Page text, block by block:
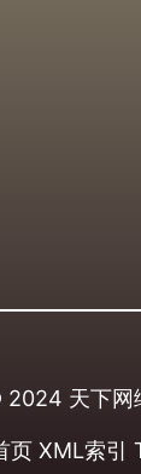
2024 天下网
页 XML索引